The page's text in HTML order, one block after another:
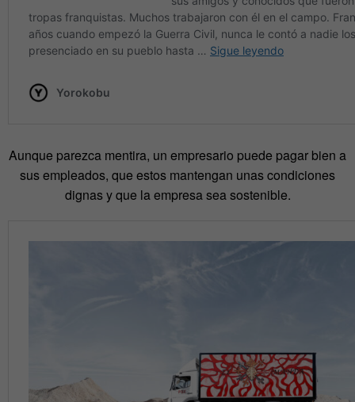
Aunque parezca mentira, un empresario puede pagar bien a
sus empleados, que estos mantengan unas condiciones
dignas y que la empresa sea sostenible.